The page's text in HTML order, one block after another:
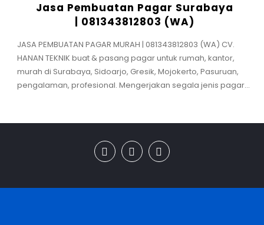
Jasa Pembuatan Pagar Surabaya
| 081343812803 (WA)
JASA PEMBUATAN PAGAR MURAH | 081343812803 (WA) CV.
HANAN TEKNIK buat & pasang pagar untuk rumah, kantor,
murah di Surabaya, Sidoarjo, Gresik, Mojokerto, Pasuruan,
pengalaman, profesional. Mengerjakan segala jenis pagar...